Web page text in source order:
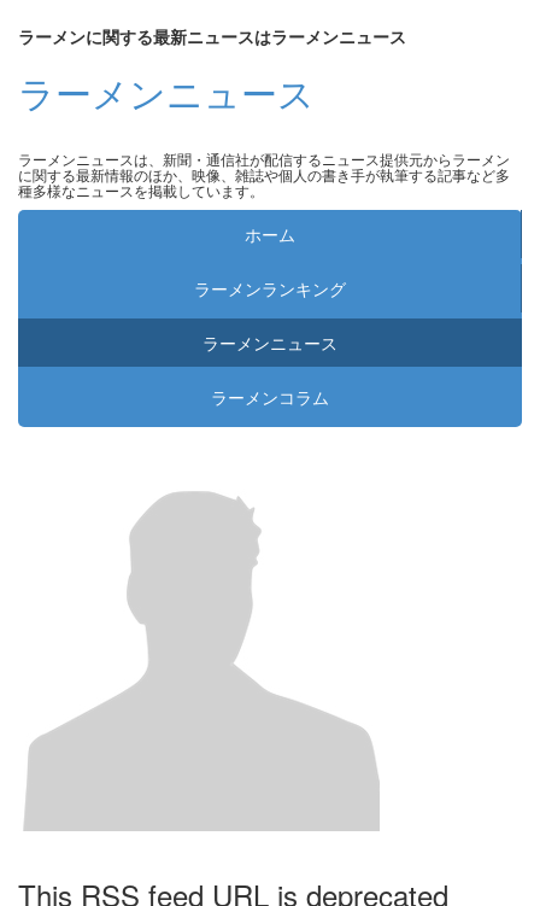
ラーメンに関する最新ニュースはラーメンニュース
ラーメンニュース
ラーメンニュースは、新聞・通信社が配信するニュース提供元からラーメン
に関する最新情報のほか、映像、雑誌や個人の書き手が執筆する記事など多
種多様なニュースを掲載しています。
ホーム
ラーメンランキング
ラーメンニュース
ラーメンコラム
This RSS feed URL is deprecated